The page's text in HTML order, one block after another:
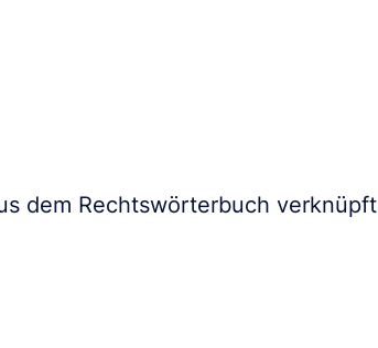
dem Rechtswörterbuch verknüpft